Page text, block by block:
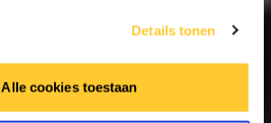
Details tonen
Alle cookies toestaan